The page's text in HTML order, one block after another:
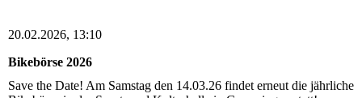
20.02.2026, 13:10
Bikebörse 2026
Save the Date! Am Samstag den 14.03.26 findet erneut die jährliche